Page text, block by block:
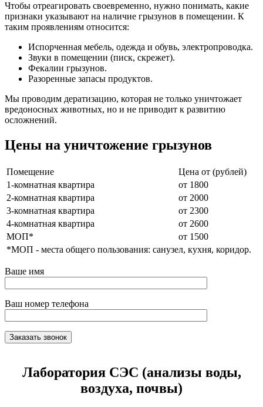
Чтобы отреагировать своевременно, нужно понимать, какие
признаки указывают на наличие грызунов в помещении. К
таким проявлениям относится:
Испорченная мебель, одежда и обувь, электропроводка.
Звуки в помещении (писк, скрежет).
Фекалии грызунов.
Разоренные запасы продуктов.
Мы проводим дератизацию, которая не только уничтожает
вредоносных животных, но и не приводит к развитию
осложнений.
Цены на уничтожение грызунов
Помещение
Цена от (рублей)
1-комнатная квартира
от 1800
2-комнатная квартира
от 2000
3-комнатная квартира
от 2300
4-комнатная квартира
от 2600
МОП*
от 1500
*МОП - места общего пользования: санузел, кухня, коридор.
Ваше имя
Ваш номер телефона
Лаборатория СЭС (анализы воды,
воздуха, почвы)